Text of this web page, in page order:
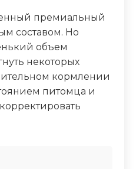
премиальный
составом. Но
объем
некоторых
кормлении
питомца и